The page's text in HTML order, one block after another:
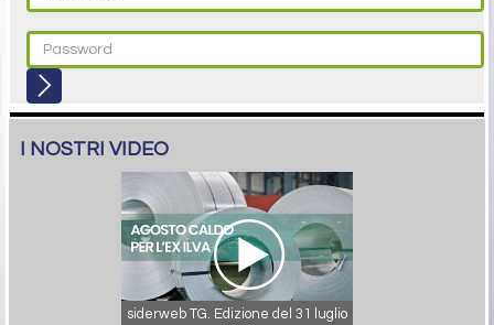
I NOSTRI VIDEO
siderweb TG. Edizione del 31 luglio